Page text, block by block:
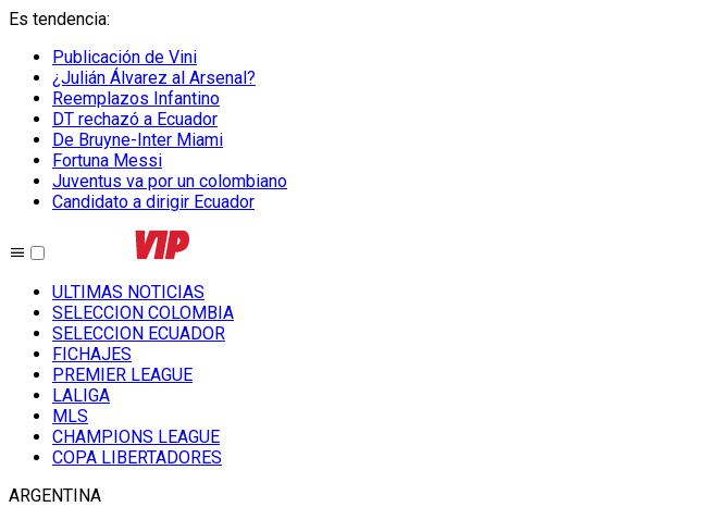
Es tendencia:
Publicación de Vini
¿Julián Álvarez al Arsenal?
Reemplazos Infantino
DT rechazó a Ecuador
De Bruyne-Inter Miami
Fortuna Messi
Juventus va por un colombiano
Candidato a dirigir Ecuador
ULTIMAS NOTICIAS
SELECCION COLOMBIA
SELECCION ECUADOR
FICHAJES
PREMIER LEAGUE
LALIGA
MLS
CHAMPIONS LEAGUE
COPA LIBERTADORES
ARGENTINA